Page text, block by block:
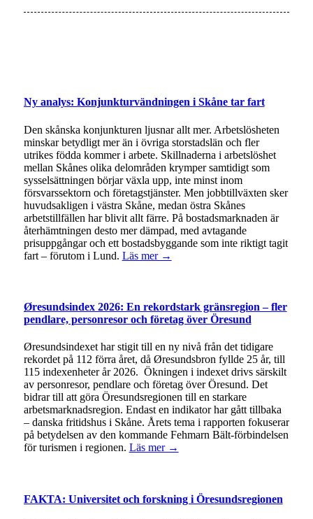
Ny analys: Konjunkturvändningen i Skåne tar fart
Den skånska konjunkturen ljusnar allt mer. Arbetslösheten
minskar betydligt mer än i övriga storstadslän och fler
utrikes födda kommer i arbete. Skillnaderna i arbetslöshet
mellan Skånes olika delområden krymper samtidigt som
sysselsättningen börjar växla upp, inte minst inom
försvarssektorn och företagstjänster. Men jobbtillväxten sker
huvudsakligen i västra Skåne, medan östra Skånes
arbetstillfällen har blivit allt färre. På bostadsmarknaden är
återhämtningen desto mer dämpad, med avtagande
prisuppgångar och ett bostadsbyggande som inte riktigt tagit
fart – förutom i Lund. Läs mer →
Øresundsindex 2026: En rekordstark gränsregion – fler
pendlare, personresor och företag över Öresund
Øresundsindexet har stigit till en ny nivå från det tidigare
rekordet på 112 förra året, då Øresundsbron fyllde 25 år, till
115 indexenheter år 2026. Ökningen i indexet drivs särskilt
av personresor, pendlare och företag över Öresund. Det
bidrar till att göra Öresundsregionen till en starkare
arbetsmarknadsregion. Endast en indikator har gått tillbaka
– danska fritidshus i Skåne. Årets tema i rapporten fokuserar
på betydelsen av den kommande Fehmarn Bält-förbindelsen
för turismen i regionen. Läs mer →
FAKTA: Universitet och forskning i Öresundsregionen